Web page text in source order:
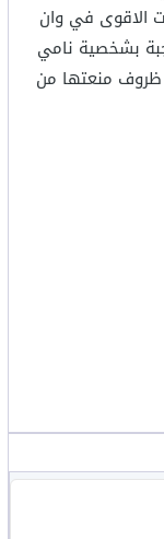
o
r
الاقوى في وان
بشخصية نامي
ظروف منعتها من